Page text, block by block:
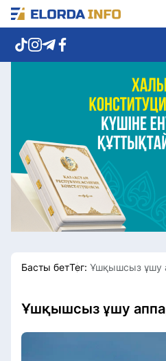
Елорда жаңалықтары
Саясат
Әлеумет
Экономика
Спорт
Мәдениет
Басты бетТег: Ұшқышсыз ұшу
Ұшқышсыз ұшу